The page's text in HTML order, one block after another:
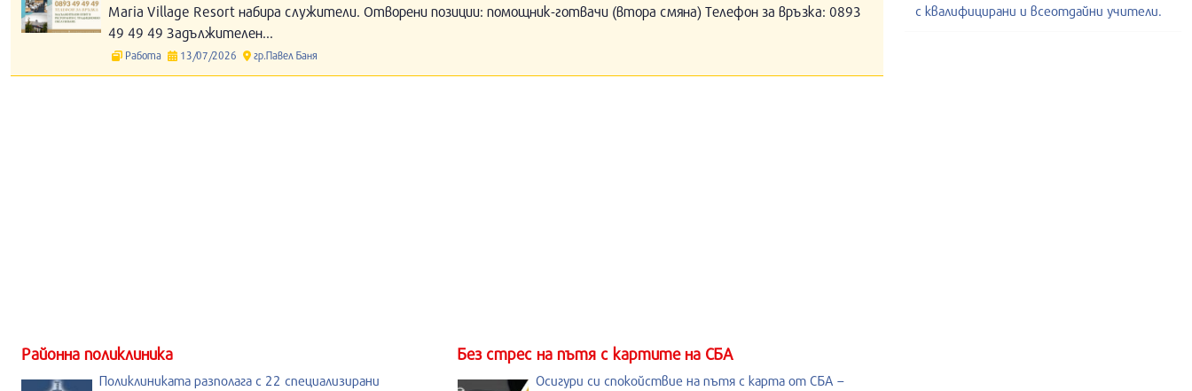
Maria Village Resort набира служители. Отворени позиции: помощник-готвачи (втора смяна) Телефон за връзка: 0893
49 49 49 Задължителен...
Работа 13/07/2026 гр.Павел Баня
с квалифицирани и всеотдайни учители.
Районна поликлиника
Поликлиниката разполага с 22 специализирани
Без стрес на пътя с картите на СБА
Осигури си спокойствие на пътя с карта от СБА –